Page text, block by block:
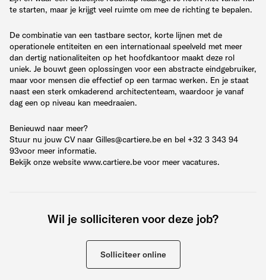
te starten, maar je krijgt veel ruimte om mee de richting te bepalen.
De combinatie van een tastbare sector, korte lijnen met de
operationele entiteiten en een internationaal speelveld met meer
dan dertig nationaliteiten op het hoofdkantoor maakt deze rol
uniek. Je bouwt geen oplossingen voor een abstracte eindgebruiker,
maar voor mensen die effectief op een tarmac werken. En je staat
naast een sterk omkaderend architectenteam, waardoor je vanaf
dag een op niveau kan meedraaien.
Benieuwd naar meer?
Stuur nu jouw CV naar Gilles@cartiere.be en bel +32 3 343 94
93voor meer informatie.
Bekijk onze website www.cartiere.be voor meer vacatures.
Wil je solliciteren voor deze job?
Solliciteer online